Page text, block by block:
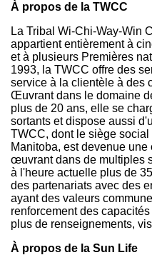
À propos de la TWCC
La Tribal Wi-Chi-Way-Win
appartient entièrement à
et à plusieurs Premières
1993, la TWCC offre des
service à la clientèle à des
Œuvrant dans le domaine
plus de 20 ans, elle se
sortants et dispose aussi
TWCC, dont le siège social
Manitoba, est devenue
œuvrant dans de multiples
à l'heure actuelle plus de
des partenariats avec des
ayant des valeurs
renforcement des
plus de renseignements,
À propos de la Sun Life